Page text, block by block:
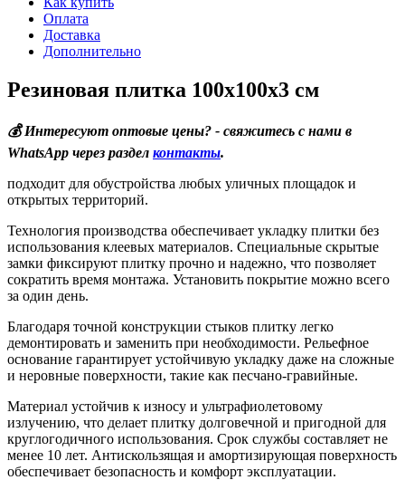
Оплата
Доставка
Дополнительно
Резиновая плитка 100х100х3 см
💰 Интересуют оптовые цены? - свяжитесь с нами в
WhatsApp через раздел контакты.
подходит для обустройства любых уличных площадок и
открытых территорий.
Технология производства обеспечивает укладку плитки без
использования клеевых материалов. Специальные скрытые
замки фиксируют плитку прочно и надежно, что позволяет
сократить время монтажа. Установить покрытие можно всего
за один день.
Благодаря точной конструкции стыков плитку легко
демонтировать и заменить при необходимости. Рельефное
основание гарантирует устойчивую укладку даже на сложные
и неровные поверхности, такие как песчано-гравийные.
Материал устойчив к износу и ультрафиолетовому
излучению, что делает плитку долговечной и пригодной для
круглогодичного использования. Срок службы составляет не
менее 10 лет. Антискользящая и амортизирующая поверхность
обеспечивает безопасность и комфорт эксплуатации.